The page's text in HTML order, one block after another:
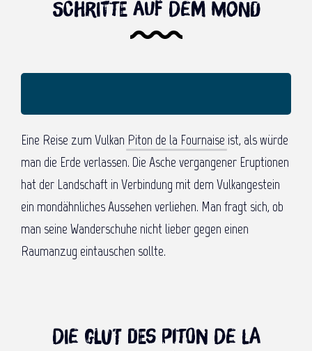
Schritte auf dem Mond
Eine Reise zum Vulkan Piton de la Fournaise ist, als würde
man die Erde verlassen. Die Asche vergangener Eruptionen
hat der Landschaft in Verbindung mit dem Vulkangestein
ein mondähnliches Aussehen verliehen. Man fragt sich, ob
man seine Wanderschuhe nicht lieber gegen einen
Raumanzug eintauschen sollte.
Die Glut des Piton de la